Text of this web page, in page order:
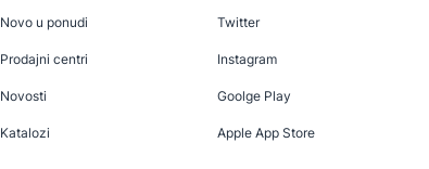
Novo u ponudi
Prodajni centri
Novosti
Katalozi
Twitter
Instagram
Goolge Play
Apple App Store